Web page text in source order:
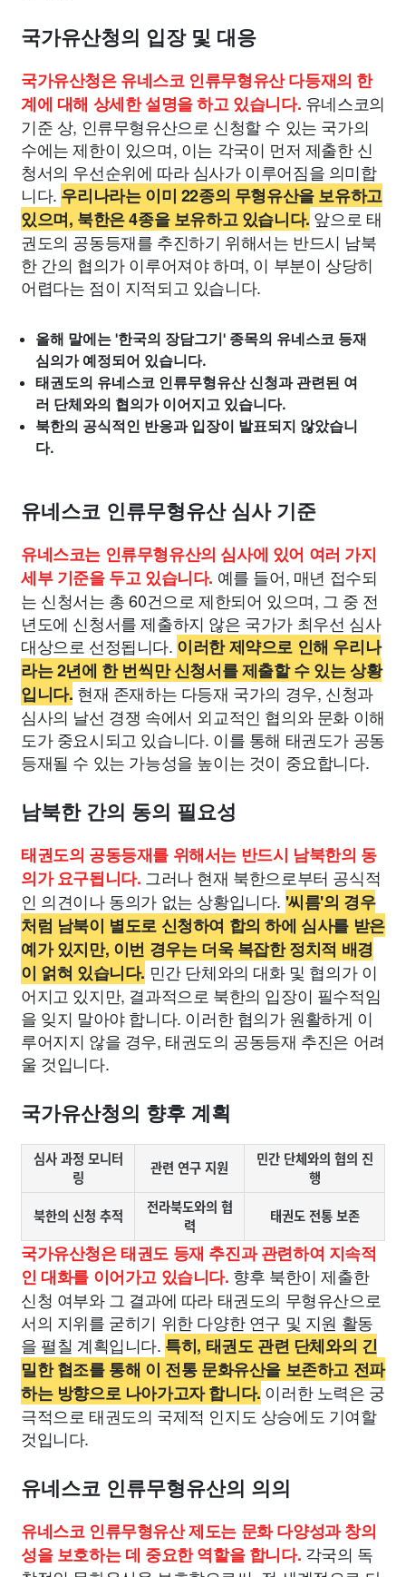
국가유산청의 입장 및 대응
국가유산청은 유네스코 인류무형유산 다등재의 한
계에 대해 상세한 설명을 하고 있습니다. 유네스코의
기준 상, 인류무형유산으로 신청할 수 있는 국가의
수에는 제한이 있으며, 이는 각국이 먼저 제출한 신
청서의 우선순위에 따라 심사가 이루어짐을 의미합
니다. 우리나라는 이미 22종의 무형유산을 보유하고
있으며, 북한은 4종을 보유하고 있습니다. 앞으로 태
권도의 공동등재를 추진하기 위해서는 반드시 남북
한 간의 협의가 이루어져야 하며, 이 부분이 상당히
어렵다는 점이 지적되고 있습니다.
올해 말에는 '한국의 장담그기' 종목의 유네스코 등재
심의가 예정되어 있습니다.
태권도의 유네스코 인류무형유산 신청과 관련된 여
러 단체와의 협의가 이어지고 있습니다.
북한의 공식적인 반응과 입장이 발표되지 않았습니
다.
유네스코 인류무형유산 심사 기준
유네스코는 인류무형유산의 심사에 있어 여러 가지
세부 기준을 두고 있습니다. 예를 들어, 매년 접수되
는 신청서는 총 60건으로 제한되어 있으며, 그 중 전
년도에 신청서를 제출하지 않은 국가가 최우선 심사
대상으로 선정됩니다. 이러한 제약으로 인해 우리나
라는 2년에 한 번씩만 신청서를 제출할 수 있는 상황
입니다. 현재 존재하는 다등재 국가의 경우, 신청과
심사의 날선 경쟁 속에서 외교적인 협의와 문화 이해
도가 중요시되고 있습니다. 이를 통해 태권도가 공동
등재될 수 있는 가능성을 높이는 것이 중요합니다.
남북한 간의 동의 필요성
태권도의 공동등재를 위해서는 반드시 남북한의 동
의가 요구됩니다. 그러나 현재 북한으로부터 공식적
인 의견이나 동의가 없는 상황입니다. '씨름'의 경우
처럼 남북이 별도로 신청하여 합의 하에 심사를 받은
예가 있지만, 이번 경우는 더욱 복잡한 정치적 배경
이 얽혀 있습니다. 민간 단체와의 대화 및 협의가 이
어지고 있지만, 결과적으로 북한의 입장이 필수적임
을 잊지 말아야 합니다. 이러한 협의가 원활하게 이
루어지지 않을 경우, 태권도의 공동등재 추진은 어려
울 것입니다.
국가유산청의 향후 계획
심사 과정 모니터
링
관련 연구 지원
민간 단체와의 협의 진
행
북한의 신청 추적
전라북도와의 협
력
태권도 전통 보존
국가유산청은 태권도 등재 추진과 관련하여 지속적
인 대화를 이어가고 있습니다. 향후 북한이 제출한
신청 여부와 그 결과에 따라 태권도의 무형유산으로
서의 지위를 굳히기 위한 다양한 연구 및 지원 활동
을 펼칠 계획입니다. 특히, 태권도 관련 단체와의 긴
밀한 협조를 통해 이 전통 문화유산을 보존하고 전파
하는 방향으로 나아가고자 합니다. 이러한 노력은 궁
극적으로 태권도의 국제적 인지도 상승에도 기여할
것입니다.
유네스코 인류무형유산의 의의
유네스코 인류무형유산 제도는 문화 다양성과 창의
성을 보호하는 데 중요한 역할을 합니다. 각국의 독